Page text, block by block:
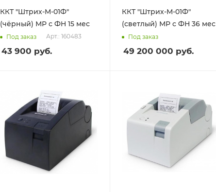
ККТ "Штрих-М-01Ф"
(чёрный) МР с ФН 15 мес
Под заказ Арт.: 160483
43 900 руб.
ККТ "Штрих-М-01Ф"
(светлый) МР с ФН 36 мес
Под заказ
49 200 000 руб.